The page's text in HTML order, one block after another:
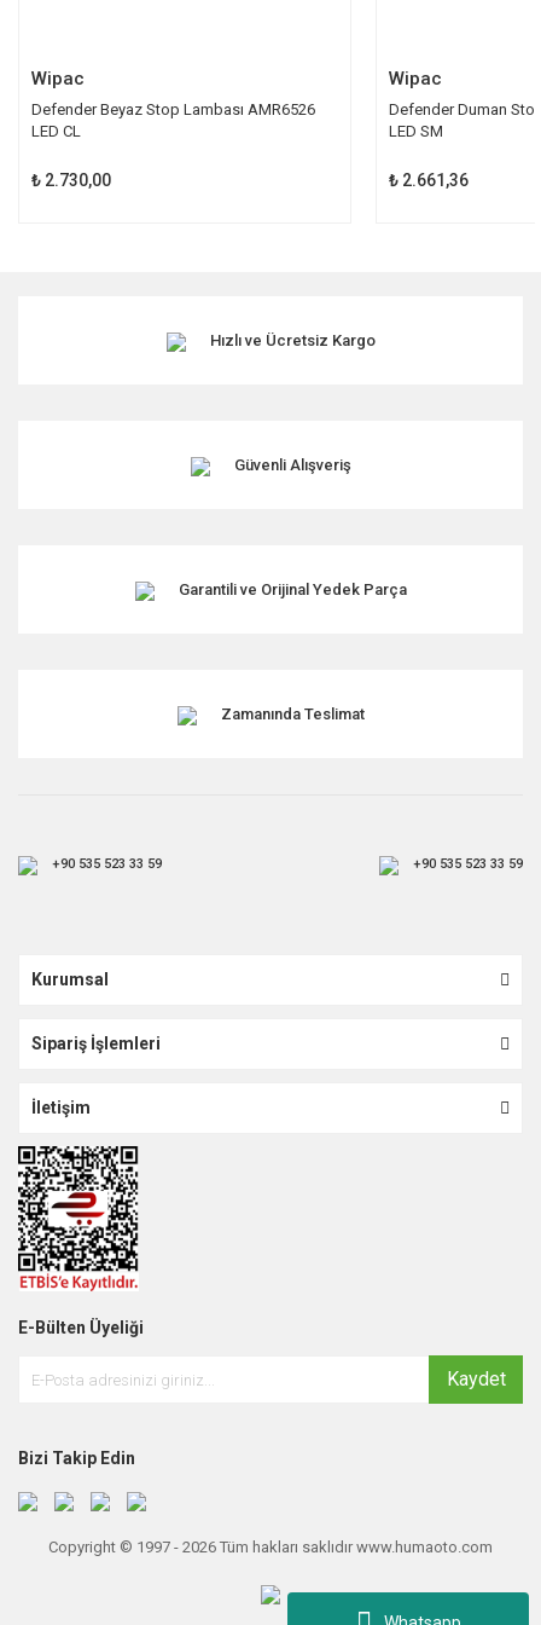
Wipac
Defender Beyaz Stop Lambası AMR6526
LED CL
₺ 2.730,00
Wipac
Defender Duman
LED SM
₺ 2.661,36
Hızlı ve Ücretsiz Kargo
Güvenli Alışveriş
Garantili ve Orijinal Yedek Parça
Zamanında Teslimat
+90 535 523 33 59 +90 535 523 33 59
Kurumsal
Sipariş İşlemleri
İletişim
E-Bülten Üyeliği
Kaydet
Bizi Takip Edin
Copyright © 1997 - 2026 Tüm hakları saklıdır www.humaoto.com